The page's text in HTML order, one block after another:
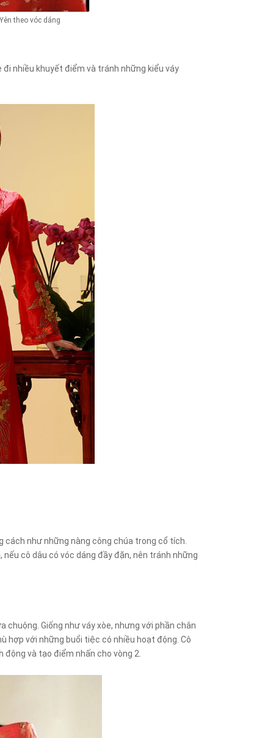
theo vóc dáng
nhiều khuyết điểm và tránh những kiểu váy
cách như những nàng công chúa trong cổ tích.
cô dâu có vóc dáng đầy đặn, nên tránh những
Giống như váy xòe, nhưng với phần chân
hợp với những buổi tiệc có nhiều hoạt động. Cô
và tạo điểm nhấn cho vòng 2.